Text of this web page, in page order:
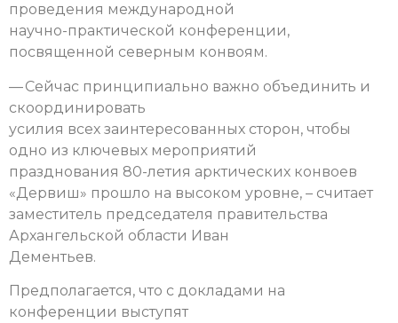
проведения международной
научно-практической конференции,
посвященной северным конвоям.
— Сейчас принципиально важно объединить и
скоординировать
усилия всех заинтересованных сторон, чтобы
одно из ключевых мероприятий
празднования 80-летия арктических конвоев
«Дервиш» прошло на высоком уровне, – считает
заместитель председателя правительства
Архангельской области Иван
Дементьев.
Предполагается, что с докладами на
конференции выступят